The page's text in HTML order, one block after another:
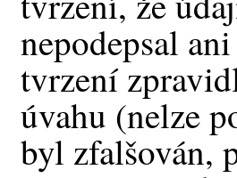
nepodepsal
tvrzení
úvahu (nelze
byl zfalšován,